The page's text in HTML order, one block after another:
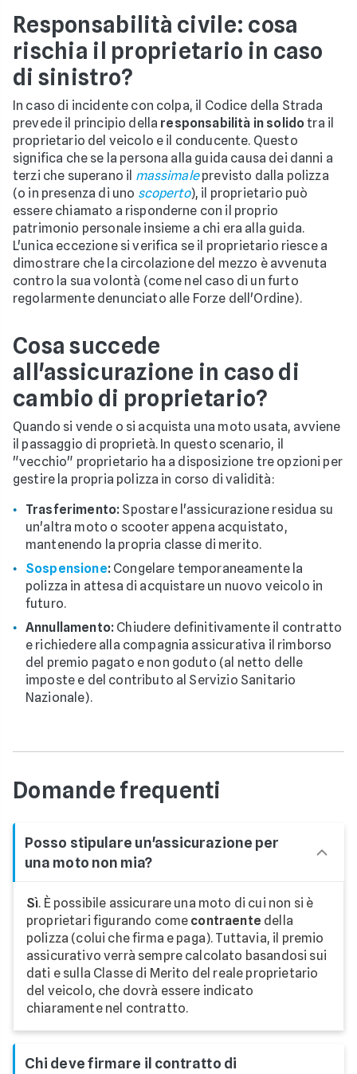
Responsabilità civile: cosa
rischia il proprietario in caso
di sinistro?
In caso di incidente con colpa, il Codice della Strada
prevede il principio della responsabilità in solidotra il
proprietario del veicolo e il conducente. Questo
significa che se la persona alla guida causa dei danni a
terzi che superano il massimaleprevisto dalla polizza
(o in presenza di uno scoperto), il proprietario può
essere chiamato a risponderne con il proprio
patrimonio personale insieme a chi era alla guida.
L'unica eccezione si verifica se il proprietario riesce a
dimostrare che la circolazione del mezzo è avvenuta
contro la sua volontà (come nel caso di un furto
regolarmente denunciato alle Forze dell'Ordine).
Cosa succede
all'assicurazione in caso di
cambio di proprietario?
Quando si vende o si acquista una moto usata, avviene
il passaggio di proprietà. In questo scenario, il
"vecchio" proprietario ha a disposizione tre opzioni per
gestire la propria polizza in corso di validità:
Trasferimento: Spostare l'assicurazione residua su
un'altra moto o scooter appena acquistato,
mantenendo la propria classe di merito.
Sospensione:Congelare temporaneamente la
polizza in attesa di acquistare un nuovo veicolo in
futuro.
Annullamento: Chiudere definitivamente il contratto
e richiedere alla compagnia assicurativa il rimborso
del premio pagato e non goduto (al netto delle
imposte e del contributo al Servizio Sanitario
Nazionale).
Domande frequenti
Posso stipulare un'assicurazione per
una moto non mia?
Sì. È possibile assicurare una moto di cui non si è
proprietari figurando come contraente della
polizza (colui che firma e paga). Tuttavia, il premio
assicurativo verrà sempre calcolato basandosi sui
dati e sulla Classe di Merito del reale proprietario
del veicolo, che dovrà essere indicato
chiaramente nel contratto.
Chi deve firmare il contratto di